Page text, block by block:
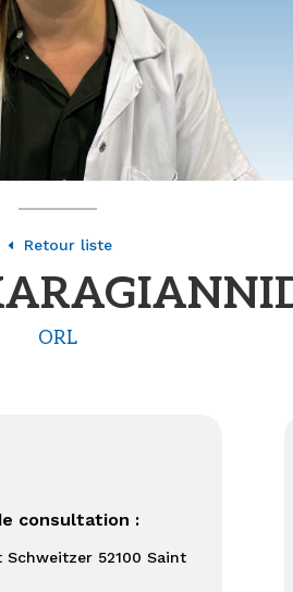
D Retour liste
ORL
consultation :
Schweitzer 52100 Saint